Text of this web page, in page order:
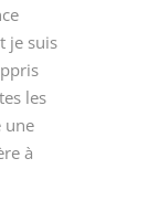
je suis
les
une
à